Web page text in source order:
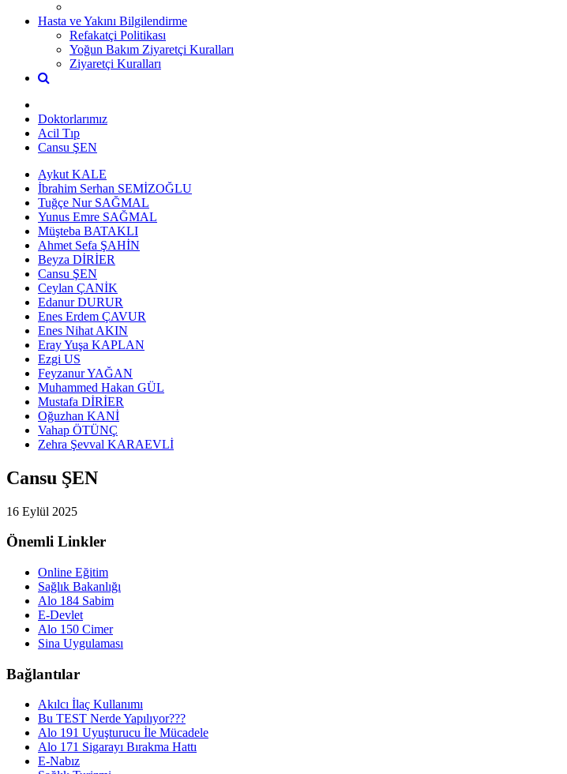
Hasta ve Yakını Bilgilendirme
Refakatçi Politikası
Yoğun Bakım Ziyaretçi Kuralları
Ziyaretçi Kuralları
Doktorlarımız
Acil Tıp
Cansu ŞEN
Aykut KALE
İbrahim Serhan SEMİZOĞLU
Tuğçe Nur SAĞMAL
Yunus Emre SAĞMAL
Müşteba BATAKLI
Ahmet Sefa ŞAHİN
Beyza DİRİER
Cansu ŞEN
Ceylan ÇANİK
Edanur DURUR
Enes Erdem ÇAVUR
Enes Nihat AKIN
Eray Yuşa KAPLAN
Ezgi US
Feyzanur YAĞAN
Muhammed Hakan GÜL
Mustafa DİRİER
Oğuzhan KANİ
Vahap ÖTÜNÇ
Zehra Şevval KARAEVLİ
Cansu ŞEN
16 Eylül 2025
Önemli Linkler
Online Eğitim
Sağlık Bakanlığı
Alo 184 Sabim
E-Devlet
Alo 150 Cimer
Sina Uygulaması
Bağlantılar
Akılcı İlaç Kullanımı
Bu TEST Nerde Yapılıyor???
Alo 191 Uyuşturucu İle Mücadele
Alo 171 Sigarayı Bırakma Hattı
E-Nabız